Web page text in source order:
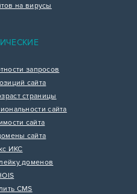
на вирусы
запросов
сайта
страницы
сайта
сайта
сайта
ИКС
доменов
CMS